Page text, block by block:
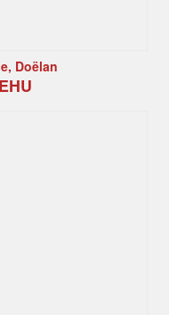
Doëlan